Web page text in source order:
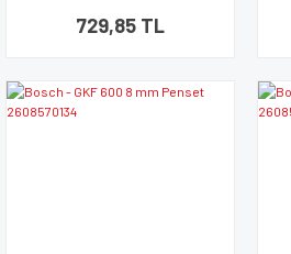
729,85 TL